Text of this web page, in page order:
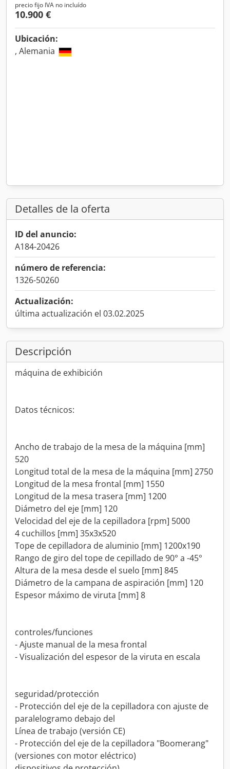
precio fijo IVA no incluído
10.900 €
Ubicación:
, Alemania
Detalles de la oferta
ID del anuncio:
A184-20426
número de referencia:
1326-50260
Actualización:
última actualización el 03.02.2025
Descripción
máquina de exhibición
Datos técnicos:
Ancho de trabajo de la mesa de la máquina [mm]
520
Longitud total de la mesa de la máquina [mm] 2750
Longitud de la mesa frontal [mm] 1550
Longitud de la mesa trasera [mm] 1200
Diámetro del eje [mm] 120
Velocidad del eje de la cepilladora [rpm] 5000
4 cuchillos [mm] 35x3x520
Tope de cepilladora de aluminio [mm] 1200x190
Rango de giro del tope de cepillado de 90° a -45°
Altura de la mesa desde el suelo [mm] 845
Diámetro de la campana de aspiración [mm] 120
Espesor máximo de viruta [mm] 8
controles/funciones
- Ajuste manual de la mesa frontal
- Visualización del espesor de la viruta en escala
seguridad/protección
- Protección del eje de la cepilladora con ajuste de
paralelogramo debajo del
Línea de trabajo (versión CE)
- Protección del eje de la cepilladora "Boomerang"
(versiones con motor eléctrico)